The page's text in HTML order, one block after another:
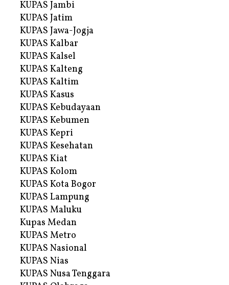
KUPAS Jambi
KUPAS Jatim
KUPAS Jawa-Jogja
KUPAS Kalbar
KUPAS Kalsel
KUPAS Kalteng
KUPAS Kaltim
KUPAS Kasus
KUPAS Kebudayaan
KUPAS Kebumen
KUPAS Kepri
KUPAS Kesehatan
KUPAS Kiat
KUPAS Kolom
KUPAS Kota Bogor
KUPAS Lampung
KUPAS Maluku
Kupas Medan
KUPAS Metro
KUPAS Nasional
KUPAS Nias
KUPAS Nusa Tenggara